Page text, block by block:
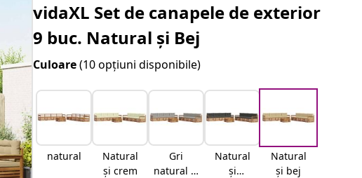
vidaXL Set de canapele de exterior
9 buc. Natural și Bej
Culoare(10 opțiuni disponibile)
natural
Natural
și crem
Gri
natural și
Natural
și
Natural
și bej